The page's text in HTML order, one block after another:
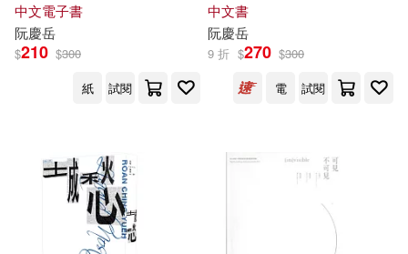
中文電子書
阮慶岳
$210 $300
紙
試閱
中文書
阮慶岳
9 折 $270 $300
電
試閱